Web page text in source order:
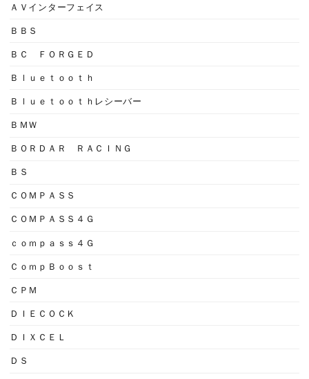
ＡＶインターフェイス
ＢＢＳ
ＢＣ ＦＯＲＧＥＤ
Ｂｌｕｅｔｏｏｔｈ
Ｂｌｕｅｔｏｏｔｈレシーバー
ＢＭＷ
ＢＯＲＤＡＲ ＲＡＣＩＮＧ
ＢＳ
ＣＯＭＰＡＳＳ
ＣＯＭＰＡＳＳ４Ｇ
ｃｏｍｐａｓｓ４Ｇ
ＣｏｍｐＢｏｏｓｔ
ＣＰＭ
ＤＩＥＣＯＣＫ
ＤＩＸＣＥＬ
ＤＳ